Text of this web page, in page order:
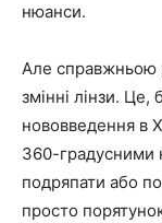
нюанси.
Але справжньою
змінні лінзи.
нововведення в
360-градусними
подряпати або
просто